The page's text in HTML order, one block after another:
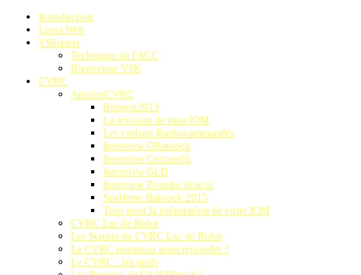
Introduction
Liens Web
VSkipper
Technique de l'ACC
Bienvenue VSK
CVRC
ArticlesCVRC
Britpop2013
La révision de mon IOM
Les voiliers Radiocommandés
Interview GBantock
Interview Ceccarelli
Interview GLD
Interview Zvonko Jelacic
SeaHorse Bantock 2015
Tuto pour la préparation de votre IOM
CVRC Lac de Bidot
Les Statuts du CVRC Lac de Bidot
Le CVRC pourquoi nous rejoindre ?
Le CVRC : les tarifs